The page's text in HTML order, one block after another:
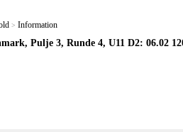
> Information
Pulje 3, Runde 4, U11 D2: 06.02